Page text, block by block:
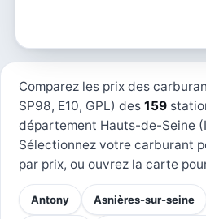
Comparez les prix des
SP98, E10, GPL) des 159
département Hauts-de-Seine
Sélectionnez votre carburant
par prix, ou ouvrez la carte
Antony Asnières-sur-seine